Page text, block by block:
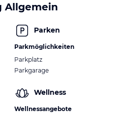
Allgemein
Parken
Parkmöglichkeiten
Parkplatz
Parkgarage
Wellness
Wellnessangebote